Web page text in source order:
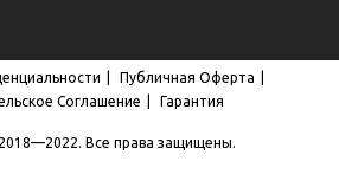
новой
вкладке
новой
вкладке
новой
вкладке
Публичная Оферта
Соглашение
Гарантия
Все права защищены.